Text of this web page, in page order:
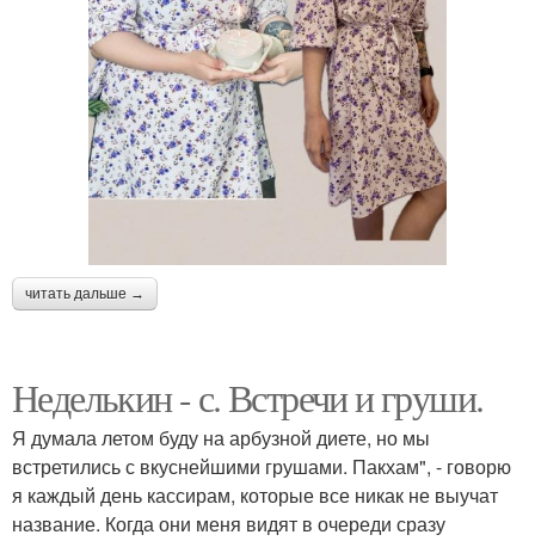
читать дальше →
Неделькин - с. Встречи и груши.
Я думала летом буду на арбузной диете, но мы
встретились с вкуснейшими грушами. Пакхам", - говорю
я каждый день кассирам, которые все никак не выучат
название. Когда они меня видят в очереди сразу